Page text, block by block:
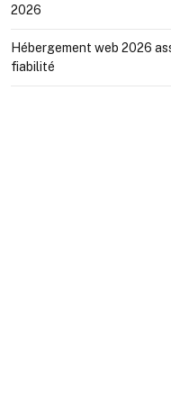
2026
Hébergement web 2026
fiabilité